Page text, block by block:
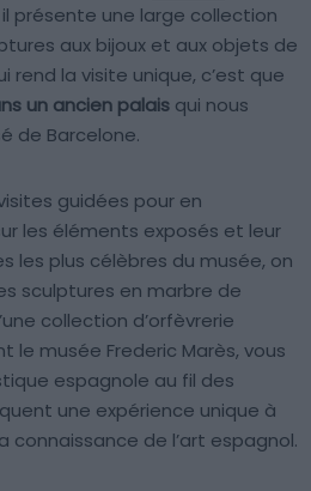
présente une large collection
aux bijoux et aux objets de
rend la visite unique, c’est que
un ancien palais qui nous
de Barcelone.
guidées pour en
les éléments exposés et leur
les plus célèbres du musée, on
sculptures en marbre de
collection d’orfèvrerie
le musée Frederic Marès, vous
espagnole au fil des
une expérience unique à
connaissance de l’art espagnol.